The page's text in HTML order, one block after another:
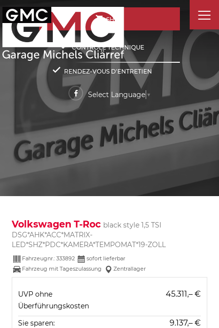
SHOP
CONTRÔLE TECHNIQUE
RENDEZ-VOUS D'ENTRETIEN
Select Language ▼
Volkswagen T-Roc black style 1,5 TSI
DSG*AHK*ACC*MATRIX-
LED*SHZ*PDC*KAMERA*TEMPOMAT*19-ZOLL
Fahrzeugnr.: 333892
sofort lieferbar
Fahrzeug mit Tageszulassung
Zentrallager
UVP ohne
Überführungskosten
45.311,– €
Sie sparen:
9.137,– €